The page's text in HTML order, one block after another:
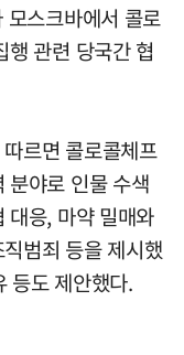
스크바에서 콜로
행 관련 당국간 협
르면 콜로콜체프
분야로 인물 수색
대응, 마약 밀매와
범죄 등을 제시했
등도 제안했다.